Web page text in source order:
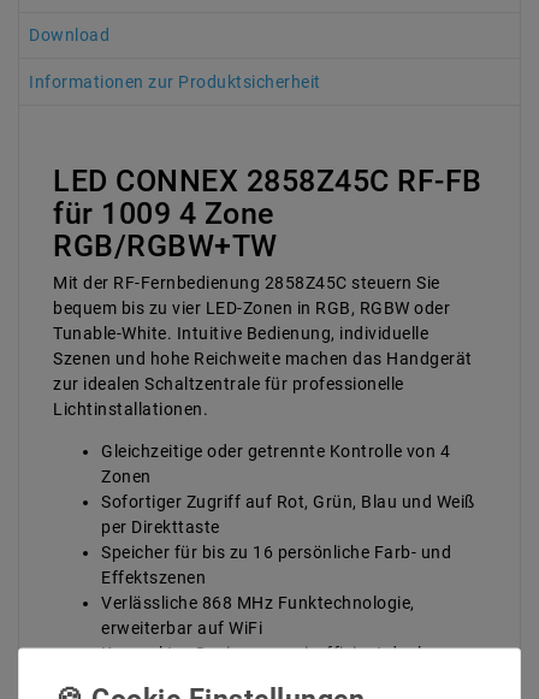
Download
Informationen zur Produktsicherheit
LED CONNEX 2858Z45C RF-FB
für 1009 4 Zone
RGB/RGBW+TW
Mit der RF-Fernbedienung 2858Z45C steuern Sie
bequem bis zu vier LED-Zonen in RGB, RGBW oder
Tunable-White. Intuitive Bedienung, individuelle
Szenen und hohe Reichweite machen das Handgerät
zur idealen Schaltzentrale für professionelle
Lichtinstallationen.
Gleichzeitige oder getrennte Kontrolle von 4
Zonen
Sofortiger Zugriff auf Rot, Grün, Blau und Weiß
per Direkttaste
Speicher für bis zu 16 persönliche Farb- und
Effekt­szenen
Verlässliche 868 MHz Funktechnologie,
erweiterbar auf WiFi
Kompaktes Design, energieeffizient dank